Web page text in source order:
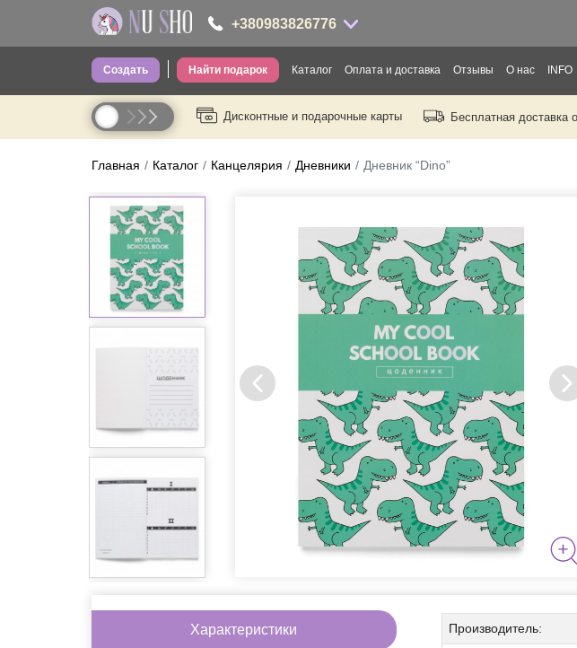
Создать Найти подарок Каталог
Одежда для взрослых
Одежда для детей
Головные уборы
Трусы
Сумки
Термопосуда
Канцелярия
Игры
Литература
Очки
Пины
Сладости
Оплата и доставка Отзывы О нас INFO
Дисконтные и подарочные карты Бесплатная доставка
+380983826776
+380983826776
----
Главная Каталог Канцелярия Дневники Дневник “Dino”
Характеристики Производитель: